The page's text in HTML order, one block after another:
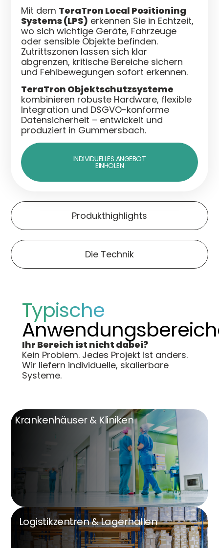
Produkthighlights
Die Technik
Mit dem TeraTron Local Positioning
Systems (LPS) erkennen Sie in Echtzeit,
wo sich wichtige Geräte, Fahrzeuge
oder sensible Objekte befinden.
Zutrittszonen lassen sich klar
abgrenzen, kritische Bereiche sichern
und Fehlbewegungen sofort erkennen.
TeraTron Objektschutzsysteme
kombinieren robuste Hardware, flexible
Integration und DSGVO-konforme
Datensicherheit – entwickelt und
produziert in Gummersbach.
INDIVIDUELLES ANGEBOT
EINHOLEN
Typische
Ihr Bereich ist nicht dabei?
Kein Problem. Jedes Projekt ist anders.
Wir liefern individuelle, skalierbare
Systeme.
Krankenhäuser & Kliniken
Logistikzentren & Lagerhallen